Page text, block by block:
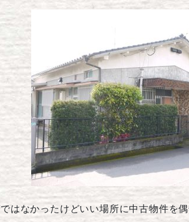
はなかったけどいい場所に中古物件を